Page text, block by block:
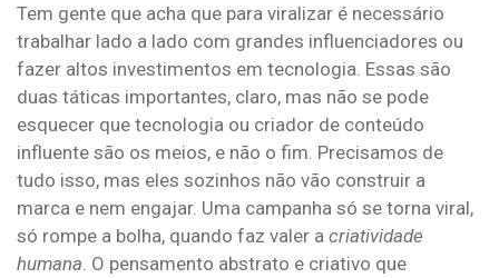
Tem gente que acha que para viralizar é necessário
trabalhar lado a lado com grandes influenciadores ou
fazer altos investimentos em tecnologia. Essas são
duas táticas importantes, claro, mas não se pode
esquecer que tecnologia ou criador de conteúdo
influente são os meios, e não o fim. Precisamos de
tudo isso, mas eles sozinhos não vão construir a
marca e nem engajar. Uma campanha só se torna viral,
só rompe a bolha, quando faz valer a criatividade
humana . O pensamento abstrato e criativo que